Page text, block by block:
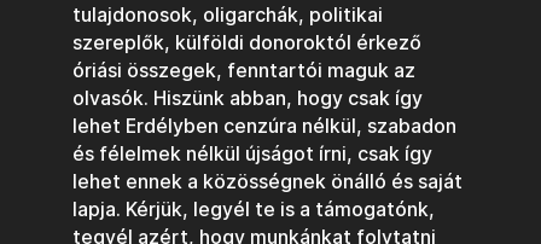
tulajdonosok, oligarchák, politikai
szereplők, külföldi donoroktól érkező
óriási összegek, fenntartói maguk az
olvasók. Hiszünk abban, hogy csak így
lehet Erdélyben cenzúra nélkül, szabadon
és félelmek nélkül újságot írni, csak így
lehet ennek a közösségnek önálló és saját
lapja. Kérjük, legyél te is a támogatónk,
tegyél azért, hogy munkánkat folytatni